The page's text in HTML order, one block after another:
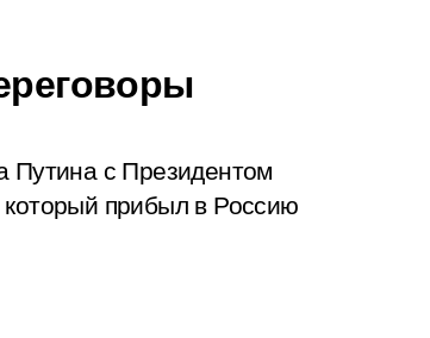
Путина с Президентом
прибыл в Россию